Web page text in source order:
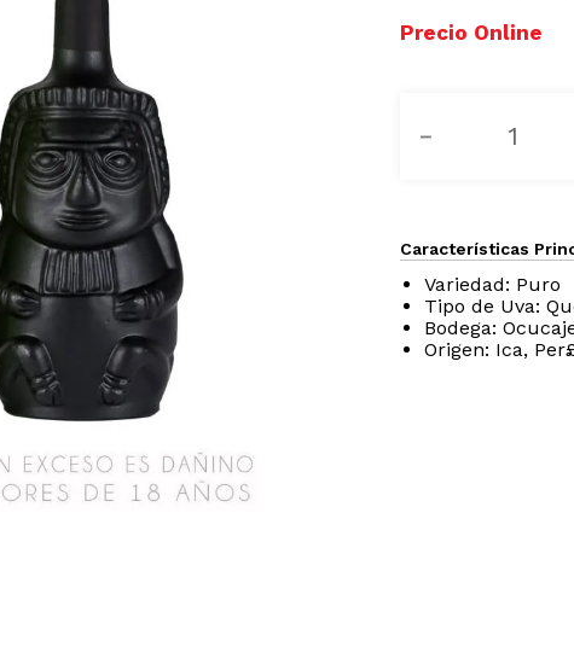
－
Características
Variedad: Puro
Tipo de Uva:
Bodega:
Origen: Ica,